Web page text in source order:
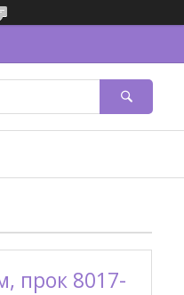
прок 8017-